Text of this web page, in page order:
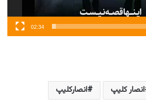
02:34
انصار کلیپ
انصارکلیپ